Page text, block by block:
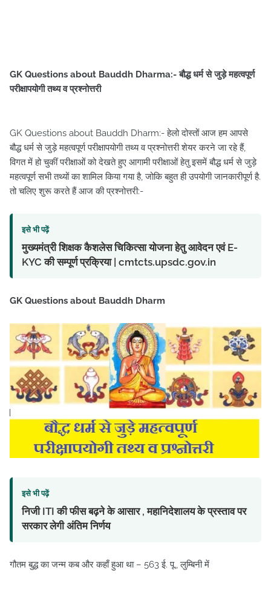
GK Questions about Bauddh Dharma:- बौद्ध धर्म से जुड़े महत्वपूर्ण
परीक्षापयोगी तथ्य व प्रश्नोत्तरी
GK Questions about Bauddh Dharm:- हेलो दोस्तों आज हम आपसे
बौद्ध धर्म से जुड़े महत्वपूर्ण परीक्षापयोगी तथ्य व प्रश्नोत्तरी शेयर करने जा रहे हैं,
विगत में हो चुकीं परीक्षाओं को देखते हुए आगामी परीक्षाओं हेतु इसमें बौद्ध धर्म से जुड़े
महत्वपूर्ण सभी तथ्यों का शामिल किया गया है, जोकि बहुत ही उपयोगी जानकारीपूर्ण है.
तो चलिए शुरू करते हैं आज की प्रश्नोत्तरी:-
इसे भी पढ़ें
मुख्यमंत्री शिक्षक कैशलेस चिकित्सा योजना हेतु आवेदन एवं E-
KYC की सम्पूर्ण प्रक्रिया | cmtcts.upsdc.gov.in
GK Questions about Bauddh Dharm
इसे भी पढ़ें
निजी ITI की फीस बढ़ने के आसार , महानिदेशालय के प्रस्ताव पर
सरकार लेगी अंतिम निर्णय
गौतम बुद्ध का जन्‍म कब और कहाँ हुआ था – 563 ई. पू., लुम्बिनी में